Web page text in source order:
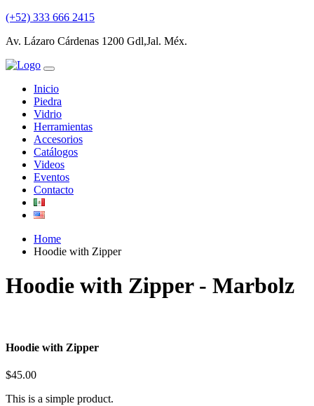
(+52) 333 666 2415
Av. Lázaro Cárdenas 1200 Gdl,Jal. Méx.
Inicio
Piedra
Vidrio
Herramientas
Accesorios
Catálogos
Videos
Eventos
Contacto
Home
Hoodie with Zipper
Hoodie with Zipper - Marbolz
Hoodie with Zipper
$45.00
This is a simple product.